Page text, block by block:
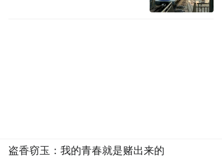
盗香窃玉：我的青春就是赌出来的